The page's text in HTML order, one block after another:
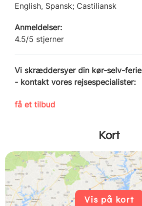
English, Spansk; Castiliansk
Anmeldelser:
4.5/5 stjerner
Vi skræddersyer din kør-selv-ferie
- kontakt vores rejsespecialister:
få et tilbud
Kort
Vis på kort